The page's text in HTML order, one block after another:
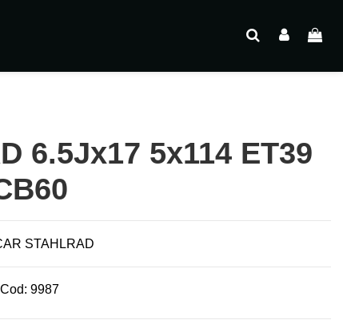
6.5Jx17 5x114 ET39
Cod: 9987